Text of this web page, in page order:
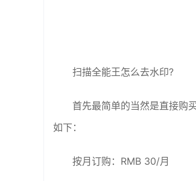
扫描全能王怎么去水印?
首先最简单的当然是直接购
如下：
按月订购：RMB 30/月